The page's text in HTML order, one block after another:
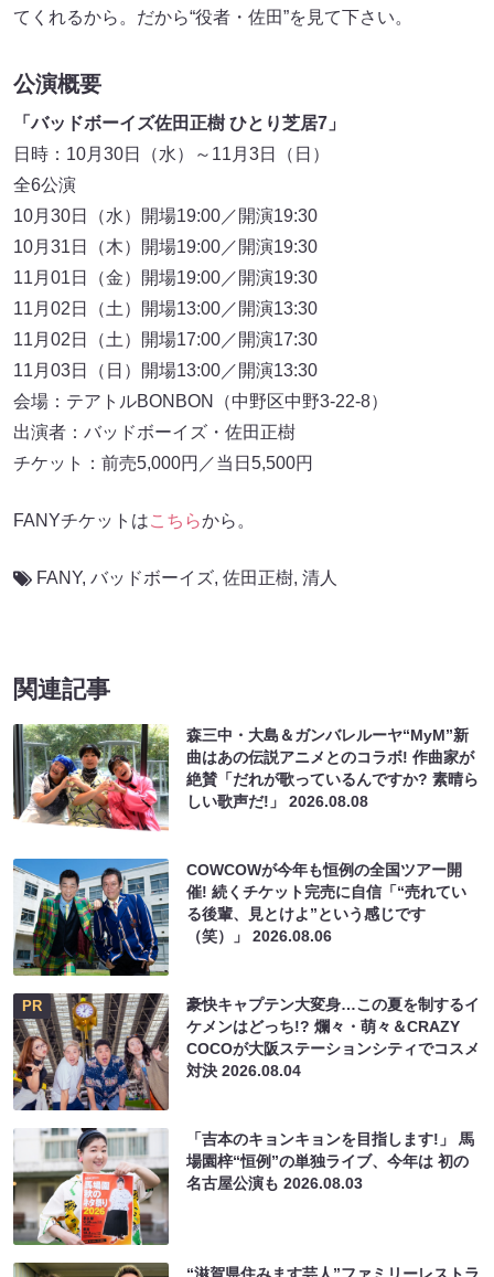
てくれるから。だから“役者・佐田”を見て下さい。
公演概要
「バッドボーイズ佐田正樹 ひとり芝居7」
日時：10月30日（水）～11月3日（日）
全6公演
10月30日（水）開場19:00／開演19:30
10月31日（木）開場19:00／開演19:30
11月01日（金）開場19:00／開演19:30
11月02日（土）開場13:00／開演13:30
11月02日（土）開場17:00／開演17:30
11月03日（日）開場13:00／開演13:30
会場：テアトルBONBON（中野区中野3-22-8）
出演者：バッドボーイズ・佐田正樹
チケット：前売5,000円／当日5,500円
FANYチケットはこちらから。
FANY, バッドボーイズ, 佐田正樹, 清人
関連記事
森三中・大島＆ガンバレルーヤ“MyM”新
曲はあの伝説アニメとのコラボ! 作曲家が
絶賛「だれが歌っているんですか? 素晴ら
しい歌声だ!」2026.08.08
COWCOWが今年も恒例の全国ツアー開
催! 続くチケット完売に自信「“売れてい
る後輩、見とけよ”という感じです
（笑）」2026.08.06
PR
豪快キャプテン大変身…この夏を制するイ
ケメンはどっち!? 爛々・萌々＆CRAZY
COCOが大阪ステーションシティでコスメ
対決2026.08.04
「吉本のキョンキョンを目指します!」 馬
場園梓“恒例”の単独ライブ、今年は 初の
名古屋公演も2026.08.03